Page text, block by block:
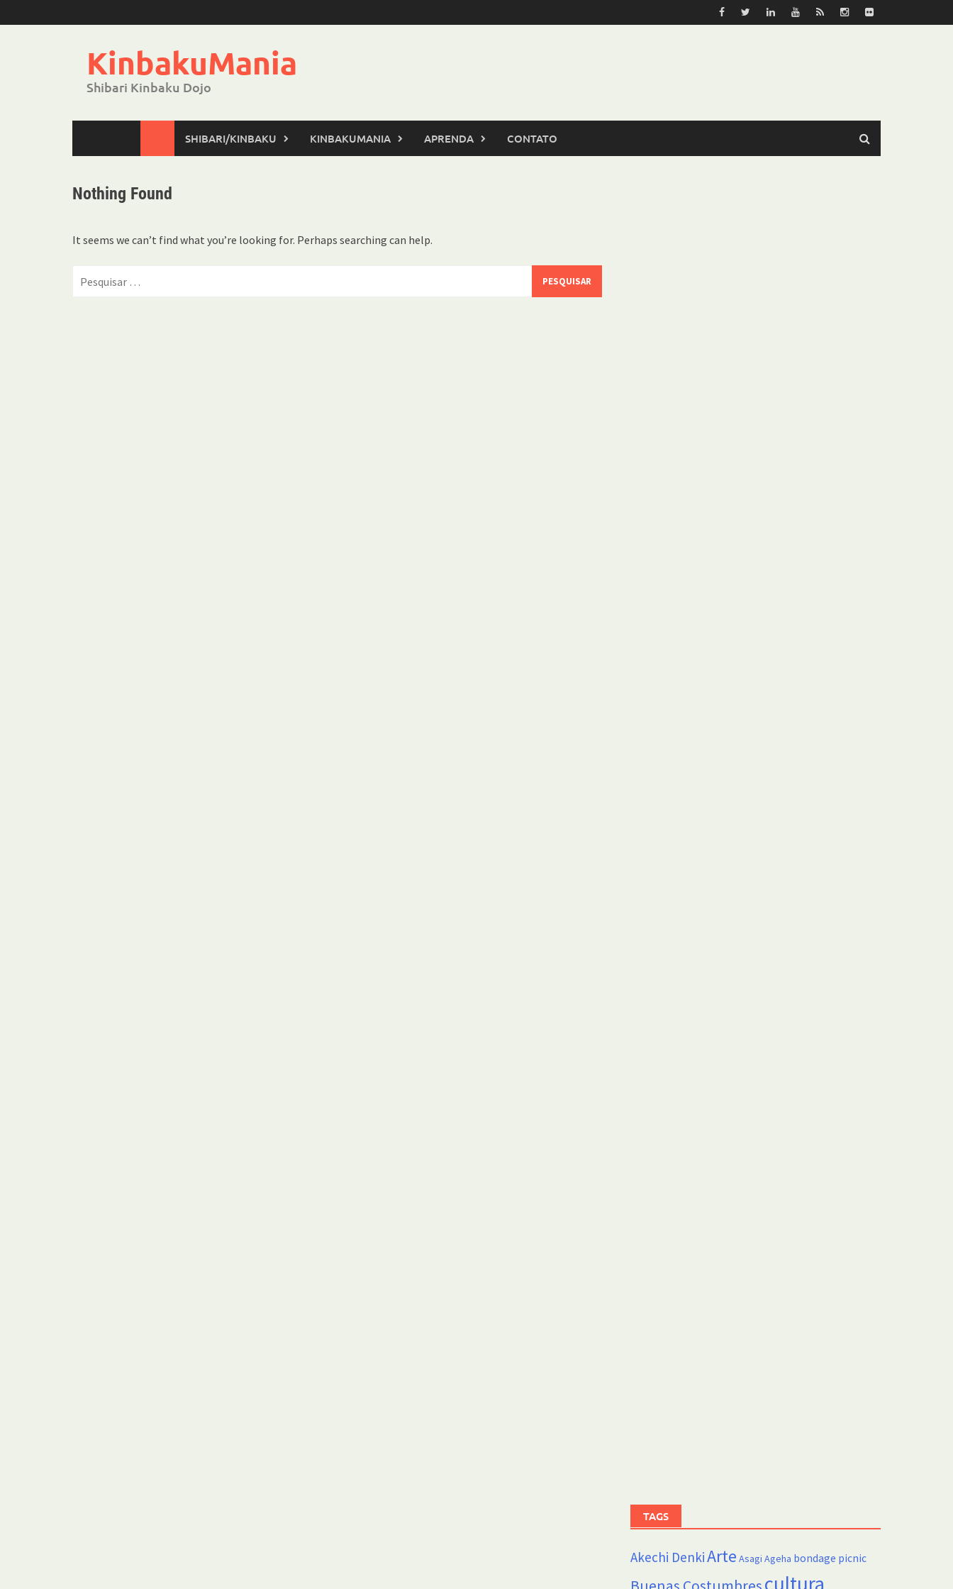
to
KinbakuMania
Shibari Kinbaku Dojo
SHIBARI/KINBAKU KINBAKUMANIA APRENDA CONTATO
Nothing Found
It seems we can’t find what you’re looking for. Perhaps searching can help.
por:
TAGS
Akechi DenkiArte Asagi Ageha bondage picnic
cultura